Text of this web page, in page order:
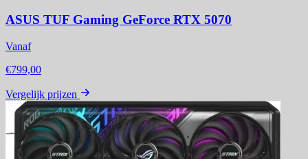
ASUS TUF Gaming GeForce RTX 5070
Vanaf
€799,00
Vergelijk prijzen